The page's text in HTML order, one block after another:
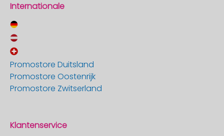
Internationale
Promostore Duitsland
Promostore Oostenrijk
Promostore Zwitserland
Klantenservice